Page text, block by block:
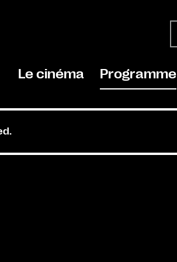
Le cinéma Programme